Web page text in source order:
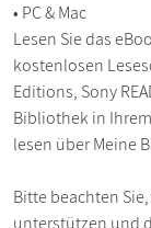
• PC & Mac
Lesen Sie das
kostenlosen
Editions, Sony
Bibliothek in
lesen über Meine
Bitte beachten
unterstützen und